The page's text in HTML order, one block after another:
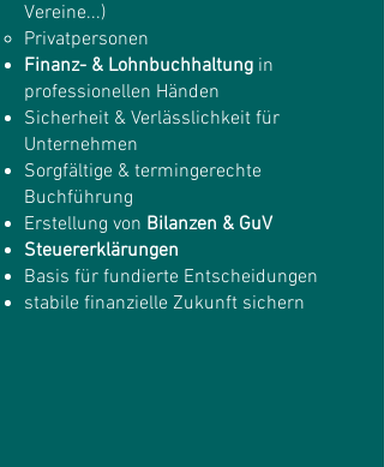
Vereine...)
Privatpersonen
Finanz- & Lohnbuchhaltung in
professionellen Händen
Sicherheit & Verlässlichkeit für
Unternehmen
Sorgfältige & termingerechte
Buchführung
Erstellung von Bilanzen & GuV
Steuererklärungen
Basis für fundierte Entscheidungen
stabile finanzielle Zukunft sichern